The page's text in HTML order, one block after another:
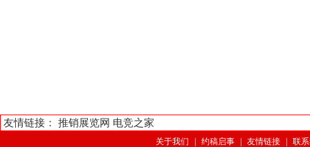
友情链接： 推销展览网 电竞之家
关于我们 约稿启事 友情链接 联